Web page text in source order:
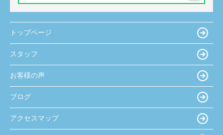
トップページ
スタッフ
お客様の声
ブログ
アクセスマップ